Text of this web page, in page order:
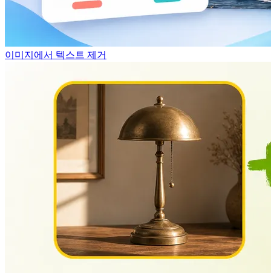
이미지에서 텍스트 제거